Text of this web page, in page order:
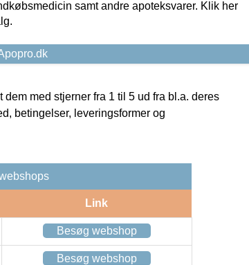
samt andre apoteksvarer. Klik her
med stjerner fra 1 til 5 ud fra bl.a. deres
betingelser, leveringsformer og
Link
Besøg webshop
Besøg webshop